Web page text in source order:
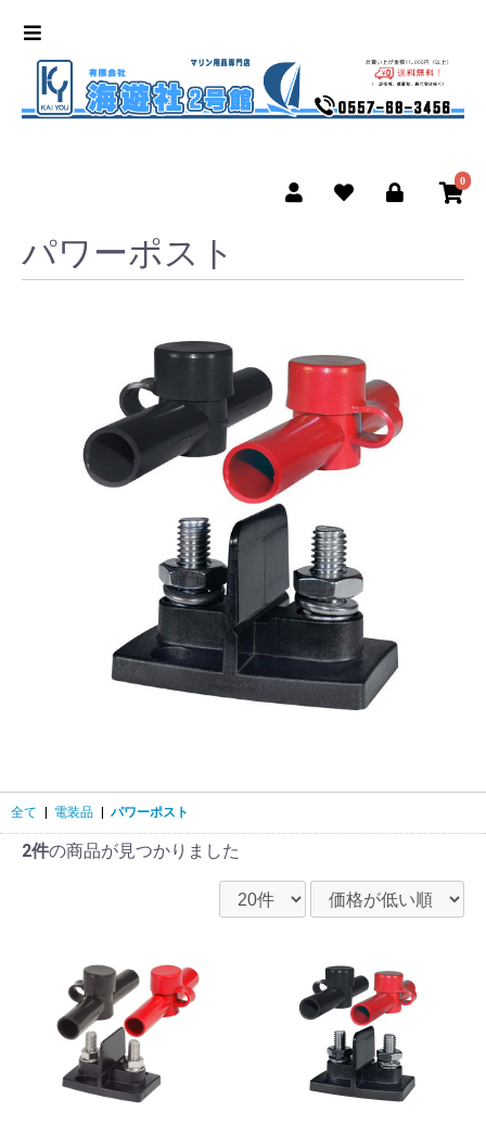
0
パワーポスト
全て | 電装品 | パワーポスト
2件の商品が見つかりました